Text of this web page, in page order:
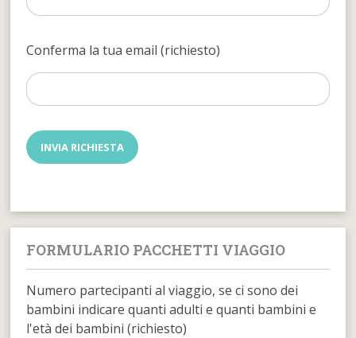
Conferma la tua email (richiesto)
FORMULARIO PACCHETTI VIAGGIO
Numero partecipanti al viaggio, se ci sono dei
bambini indicare quanti adulti e quanti bambini e
l'età dei bambini (richiesto)